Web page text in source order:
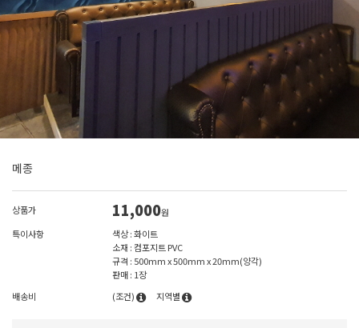
메종
상품가 11,000원
특이사항
색상 : 화이트
소재 : 컴포지트 PVC
규격 : 500mm x 500mm x 20mm(양각)
판매 : 1장
배송비
(조건) 지역별